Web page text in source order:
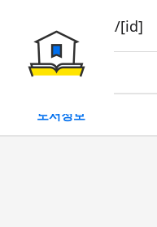
book/rent/[id]
대여
도서정보